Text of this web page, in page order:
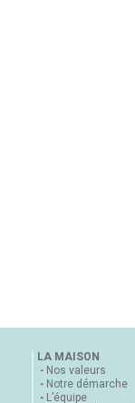
LA MAISON
Nos valeurs
Notre démarche
L’équipe